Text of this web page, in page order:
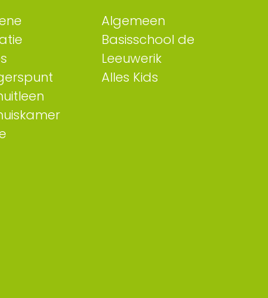
Algemeen
Basisschool de
Leeuwerik
Alles Kids